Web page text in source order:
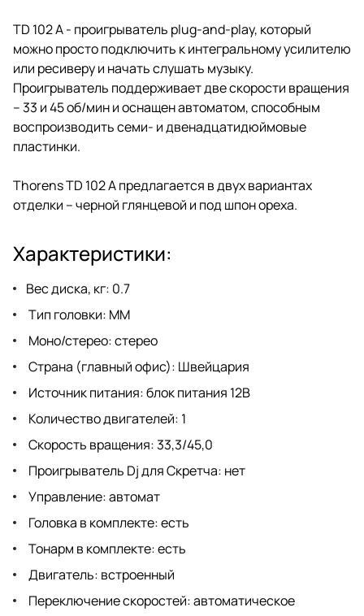
TD 102 A - проигрыватель plug-and-play, который
можно просто подключить к интегральному усилителю
или ресиверу и начать слушать музыку.
Проигрыватель поддерживает две скорости вращения
– 33 и 45 об/мин и оснащен автоматом, способным
воспроизводить семи- и двенадцатидюймовые
пластинки.
Thorens TD 102 A предлагается в двух вариантах
отделки – черной глянцевой и под шпон ореха.
Характеристики:
Вес диска, кг: 0.7
Тип головки: MM
Моно/стерео: стерео
Страна (главный офис): Швейцария
Источник питания: блок питания 12В
Количество двигателей: 1
Скорость вращения: 33,3/45,0
Проигрыватель Dj для Скретча: нет
Управление: автомат
Головка в комплекте: есть
Тонарм в комплекте: есть
Двигатель: встроенный
Переключение скоростей: автоматическое